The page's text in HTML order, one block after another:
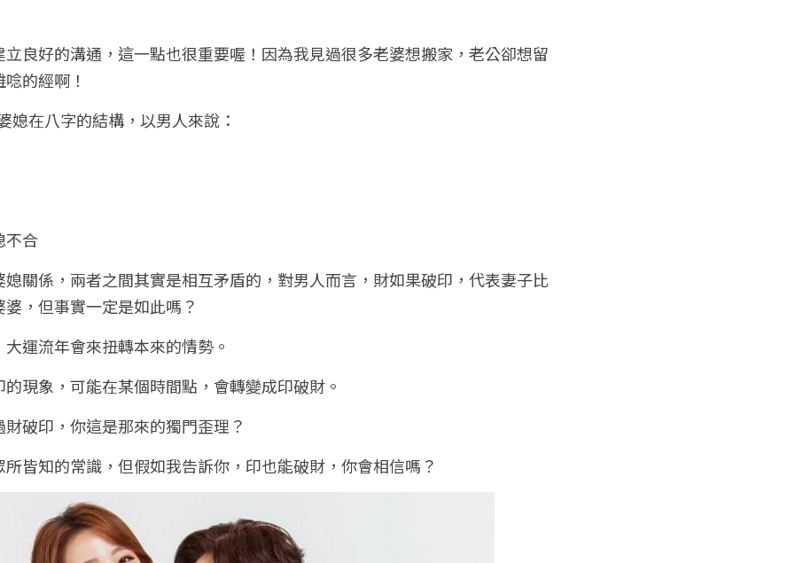
良好的溝通，這一點也很重要喔！因為我見過很多老婆想搬家，老公卻想留
的經啊！
媳在八字的結構，以男人來說：
不合
關係，兩者之間其實是相互矛盾的，對男人而言，財如果破印，代表妻子比
，但事實一定是如此嗎？
運流年會來扭轉本來的情勢。
現象，可能在某個時間點，會轉變成印破財。
破印，你這是那來的獨門歪理？
皆知的常識，但假如我告訴你，印也能破財，你會相信嗎？